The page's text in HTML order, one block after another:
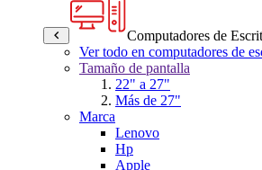
Computadores de
Ver todo en computadores de
Tamaño de pantalla
22" a 27"
Más de 27"
Marca
Lenovo
Hp
Apple